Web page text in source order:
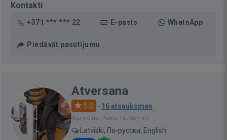
Kontakti
+371 *** *** 22 E-pasts WhatsApp
Piedāvāt pasūtījumu
Atversana
5.0 · 16 atsauksmes
Bija vietnē: Pirms 1st. 55 min.
Latviski, По-русски, English